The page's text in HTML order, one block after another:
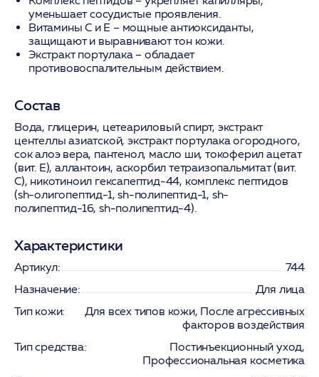
уменьшает сосудистые проявления.
Витамины C и E – мощные антиоксиданты,
защищают и выравнивают тон кожи.
Экстракт портулака– обладает
противовоспалительным действием.
Состав
Вода, глицерин, цетеариловый спирт, экстракт
центеллы азиатской, экстракт портулака огородного,
сок алоэ вера, пантенол, масло ши, токоферил ацетат
(вит. E), аллантоин, аскорбил тетраизопальмитат (вит.
C), никотиноил гексапептид-44, комплекс пептидов
(sh-олигопептид-1, sh-полипептид-1, sh-
полипептид-16, sh-полипептид-4).
Характеристики
Артикул:
744
Назначение:
Для лица
Тип кожи:
Для всех типов кожи, После агрессивных
факторов воздействия
Тип средства:
Постинъекционный уход,
Профессиональная косметика